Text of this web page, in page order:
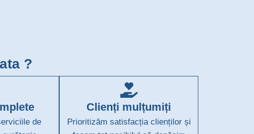
?
de
Clienți mulțumiți
Prioritizăm satisfacția clienților și